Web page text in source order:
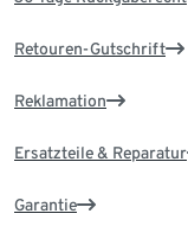
Retouren-Gutschrift
Reklamation
Ersatzteile & Reparatur
Garantie